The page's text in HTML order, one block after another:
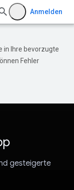
Anmelden
in Ihre bevorzugte
Fehler
gesteigerte